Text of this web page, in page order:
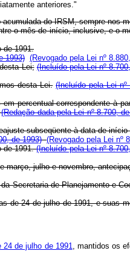
anteriores."
do IRSM, sempre nos
o mês de início, inclusive, e o
de 1991.
1993) (Revogado pela Lei nº
Lei; (Incluído pela Lei nº
desta Lei. (Incluído pela Lei nº
percentual correspondente à
(Redação dada pela Lei nº 8.700,
subseqüente à data de
de 1993) (Revogado pela Lei nº
de 1991.(Incluído pela Lei nº
julho e novembro,
Secretaria de Planejamento e
de 24 de julho de 1991, e suas
de julho de 1991, mantidos os